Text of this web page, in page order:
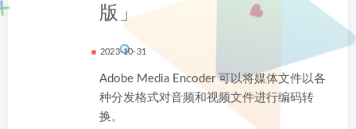
版」
2023-10-31
Adobe Media Encoder 可以将媒体文件以各
种分发格式对音频和视频文件进行编码转
换。